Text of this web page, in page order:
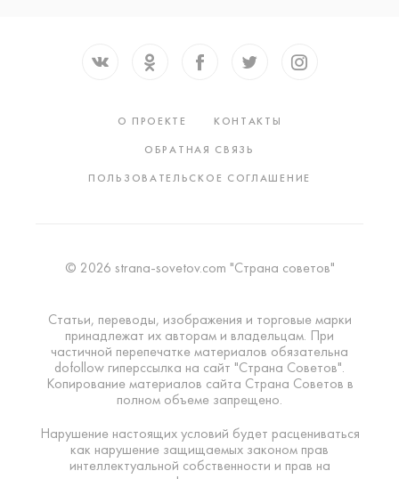
О ПРОЕКТЕ
КОНТАКТЫ
ОБРАТНАЯ СВЯЗЬ
ПОЛЬЗОВАТЕЛЬСКОЕ СОГЛАШЕНИЕ
© 2026 strana-sovetov.com "Страна советов"
Статьи, переводы, изображения и торговые марки
принадлежат их авторам и владельцам. При
частичной перепечатке материалов обязательна
dofollow гиперссылка на сайт "Страна Советов".
Копирование материалов сайта Страна Советов в
полном объеме запрещено.
Нарушение настоящих условий будет расцениваться
как нарушение защищаемых законом прав
интеллектуальной собственности и прав на